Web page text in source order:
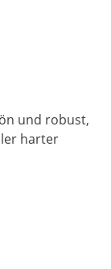
und robust,
harter